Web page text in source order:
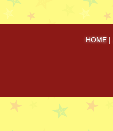
HOME |